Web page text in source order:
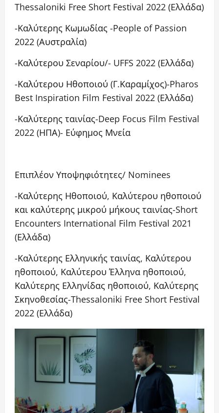
Thessaloniki Free Short Festival 2022 (Ελλάδα)
-Καλύτερης Κωμωδίας -People of Passion
2022 (Αυστραλία)
-Καλύτερου Σεναρίου/- UFFS 2022 (Ελλάδα)
-Καλύτερου Ηθοποιού (Γ.Καραμίχος)-Pharos
Best Inspiration Film Festival 2022 (Ελλάδα)
-Καλύτερης ταινίας-Deep Focus Film Festival
2022 (ΗΠΑ)- Εύφημος Μνεία
Επιπλέον Υποψηφιότητες/ Nominees
-Καλύτερης Ηθοποιού, Καλύτερου ηθοποιού
και καλύτερης μικρού μήκους ταινίας-Short
Encounters International Film Festival 2021
(Ελλάδα)
-Καλύτερης Ελληνικής ταινίας, Καλύτερου
ηθοποιού, Καλύτερου Έλληνα ηθοποιού,
Καλύτερης Ελληνίδας ηθοποιού, Καλύτερης
Σκηνοθεσίας-Thessaloniki Free Short Festival
2022 (Ελλάδα)